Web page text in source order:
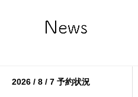
2026 / 8 / 7 予約状況